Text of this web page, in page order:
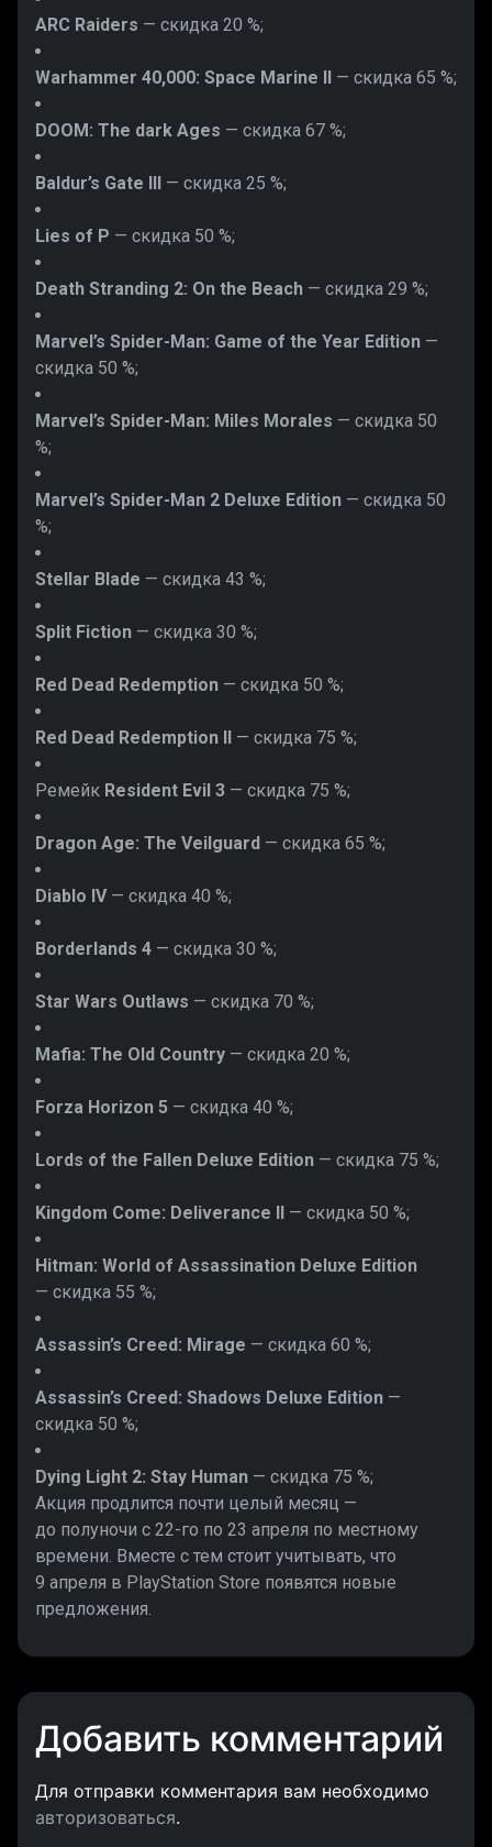
ARC Raiders — скидка 20 %;
Warhammer 40,000: Space Marine II — скидка 65 %;
DOOM: The dark Ages — скидка 67 %;
Baldur’s Gate III — скидка 25 %;
Lies of P — скидка 50 %;
Death Stranding 2: On the Beach — скидка 29 %;
Marvel’s Spider-Man: Game of the Year Edition —
скидка 50 %;
Marvel’s Spider-Man: Miles Morales — скидка 50
%;
Marvel’s Spider-Man 2 Deluxe Edition — скидка 50
%;
Stellar Blade — скидка 43 %;
Split Fiction — скидка 30 %;
Red Dead Redemption — скидка 50 %;
Red Dead Redemption II — скидка 75 %;
Ремейк Resident Evil 3 — скидка 75 %;
Dragon Age: The Veilguard — скидка 65 %;
Diablo IV— скидка 40 %;
Borderlands 4 — скидка 30 %;
Star Wars Outlaws — скидка 70 %;
Mafia: The Old Country — скидка 20 %;
Forza Horizon 5 — скидка 40 %;
Lords of the Fallen Deluxe Edition — скидка 75 %;
Kingdom Come: Deliverance II — скидка 50 %;
Hitman: World of Assassination Deluxe Edition
— скидка 55 %;
Assassin’s Creed: Mirage — скидка 60 %;
Assassin’s Creed: Shadows Deluxe Edition —
скидка 50 %;
Dying Light 2: Stay Human — скидка 75 %;
Акция продлится почти целый месяц —
до полуночи с 22-го по 23 апреля по местному
времени. Вместе с тем стоит учитывать, что
9 апреля в PlayStation Store появятся новые
предложения.
Добавить комментарий
Для отправки комментария вам необходимо
авторизоваться.